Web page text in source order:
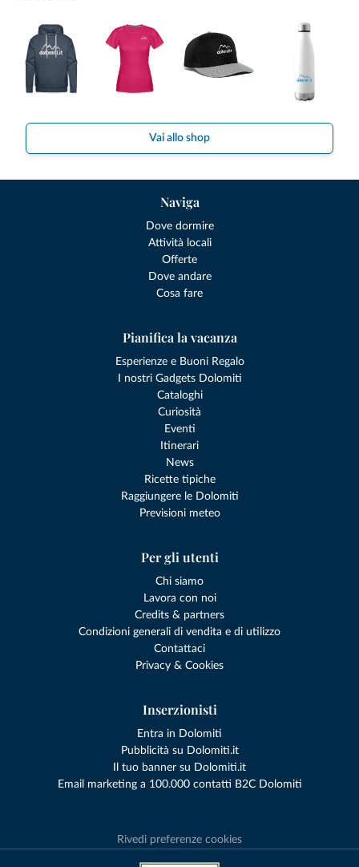
Vai allo shop
Naviga
Dove dormire
Attività locali
Offerte
Dove andare
Cosa fare
Pianifica la vacanza
Esperienze e Buoni Regalo
I nostri Gadgets Dolomiti
Cataloghi
Curiosità
Eventi
Itinerari
News
Ricette tipiche
Raggiungere le Dolomiti
Previsioni meteo
Per gli utenti
Chi siamo
Lavora con noi
Credits & partners
Condizioni generali di vendita e di utilizzo
Contattaci
Privacy & Cookies
Inserzionisti
Entra in Dolomiti
Pubblicità su Dolomiti.it
Il tuo banner su Dolomiti.it
Email marketing a 100.000 contatti B2C Dolomiti
Rivedi preferenze cookies